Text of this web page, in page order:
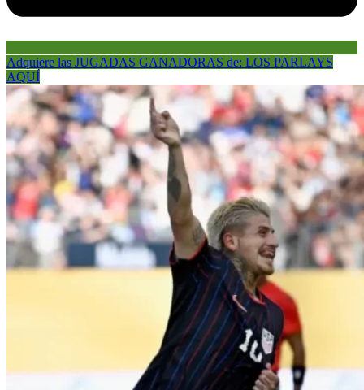
Adquiere las JUGADAS GANADORAS de: LOS PARLAYS
AQUÍ